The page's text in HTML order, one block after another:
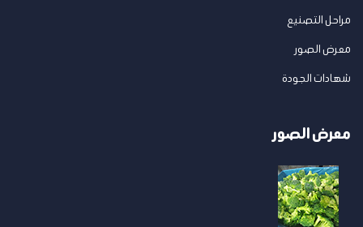
مراحل التصنيع
معرض الصور
شهادات الجودة
معرض الصور